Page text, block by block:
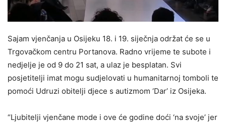
Sajam vjenčanja u Osijeku 18. i 19. siječnja održat će se u
Trgovačkom centru Portanova. Radno vrijeme te subote i
nedjelje je od 9 do 21 sat, a ulaz je besplatan. Svi
posjetitelji imat mogu sudjelovati u humanitarnoj tomboli te
pomoći Udruzi obitelji djece s autizmom ‘Dar’ iz Osijeka.
“Ljubitelji vjenčane mode i ove će godine doći ‘na svoje’ jer